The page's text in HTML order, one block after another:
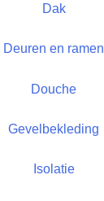
Dak
Deuren en ramen
Douche
Gevelbekleding
Isolatie